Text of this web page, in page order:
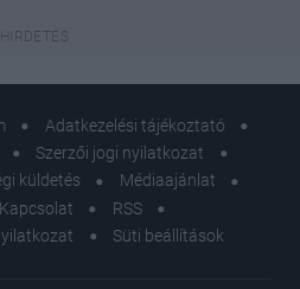
Adatkezelési tájékoztató
Szerzői jogi nyilatkozat
küldetés
Médiaajánlat
Kapcsolat
RSS
Süti beállítások